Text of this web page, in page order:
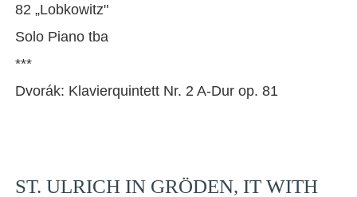
82 „Lobkowitz"
Solo Piano tba
***
Dvorák: Klavierquintett Nr. 2 A-Dur op. 81
ST. ULRICH IN GRÖDEN, IT WITH